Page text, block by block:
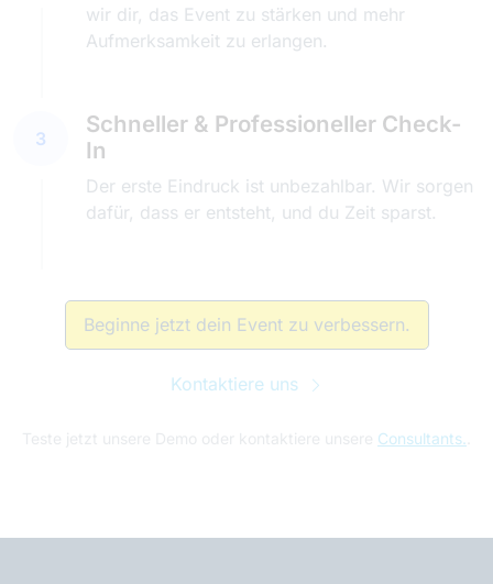
wir dir, das Event zu stärken und mehr
Aufmerksamkeit zu erlangen.
3
Schneller & Professioneller Check-
In
Der erste Eindruck ist unbezahlbar. Wir sorgen
dafür, dass er entsteht, und du Zeit sparst.
Beginne jetzt dein Event zu verbessern.
Kontaktiere uns
Consultants.